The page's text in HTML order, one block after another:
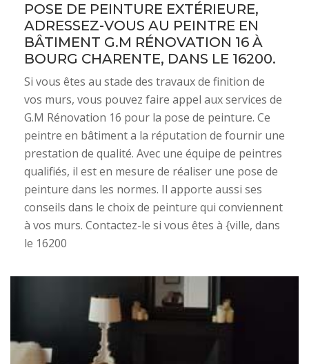
POSE DE PEINTURE EXTÉRIEURE,
ADRESSEZ-VOUS AU PEINTRE EN
BÂTIMENT G.M RÉNOVATION 16 À
BOURG CHARENTE, DANS LE 16200.
Si vous êtes au stade des travaux de finition de
vos murs, vous pouvez faire appel aux services de
G.M Rénovation 16 pour la pose de peinture. Ce
peintre en bâtiment a la réputation de fournir une
prestation de qualité. Avec une équipe de peintres
qualifiés, il est en mesure de réaliser une pose de
peinture dans les normes. Il apporte aussi ses
conseils dans le choix de peinture qui conviennent
à vos murs. Contactez-le si vous êtes à {ville, dans
le 16200